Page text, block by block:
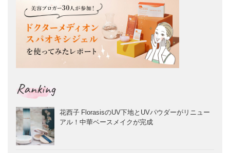
Ranking
花西子 FlorasisのUV下地とUVパウダーがリニュー
アル！中華ベースメイクが完成